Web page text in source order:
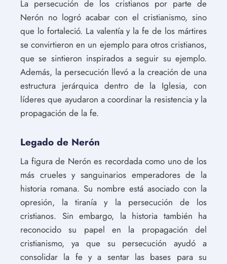
La persecución de los cristianos por parte de
Nerón no logró acabar con el cristianismo, sino
que lo fortaleció. La valentía y la fe de los mártires
se convirtieron en un ejemplo para otros cristianos,
que se sintieron inspirados a seguir su ejemplo.
Además, la persecución llevó a la creación de una
estructura jerárquica dentro de la Iglesia, con
líderes que ayudaron a coordinar la resistencia y la
propagación de la fe.
Legado de Nerón
La figura de Nerón es recordada como uno de los
más crueles y sanguinarios emperadores de la
historia romana. Su nombre está asociado con la
opresión, la tiranía y la persecución de los
cristianos. Sin embargo, la historia también ha
reconocido su papel en la propagación del
cristianismo, ya que su persecución ayudó a
consolidar la fe y a sentar las bases para su